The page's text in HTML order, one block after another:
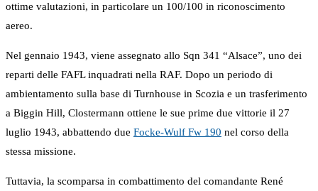
ottime valutazioni, in particolare un 100/100 in riconoscimento
aereo.
Nel gennaio 1943, viene assegnato allo Sqn 341 “Alsace”, uno dei
reparti delle FAFL inquadrati nella RAF. Dopo un periodo di
ambientamento sulla base di Turnhouse in Scozia e un trasferimento
a Biggin Hill, Clostermann ottiene le sue prime due vittorie il 27
luglio 1943, abbattendo due Focke-Wulf Fw 190 nel corso della
stessa missione.
Tuttavia, la scomparsa in combattimento del comandante René